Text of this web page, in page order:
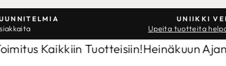
UNIIKKI
Upeita tuotteita
Tuotteisiin! Heinäkuun Ajan Ilmainen